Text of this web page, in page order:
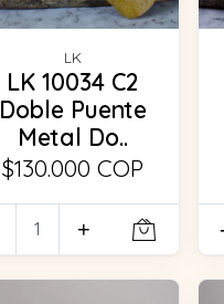
LK
LK 10034 C2
Doble Puente
Metal Do..
$130.000 COP
+